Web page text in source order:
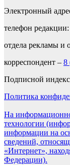
Электронный
телефон редакции:
отдела рекламы и
корреспондент – 8
Подписной
Политика
На
технологии
информации на
сведений,
«Интернет»,
Федерации).